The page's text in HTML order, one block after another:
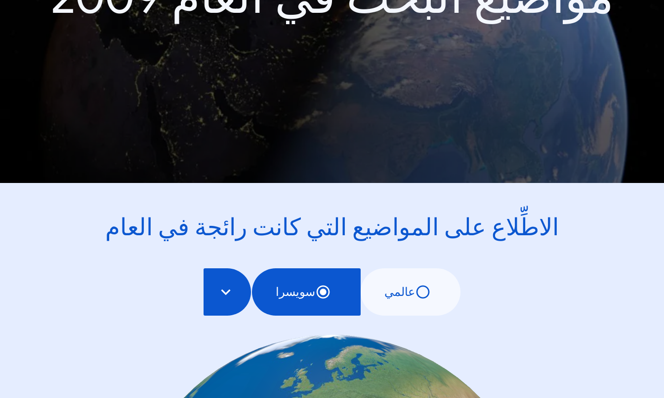
الاطِّلاع على المواضيع التي كانت رائجة في العام
عالمي سويسرا